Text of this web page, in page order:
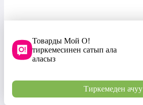
Товарды Мой О!
тиркемесинен сатып ала
аласыз
Тиркемеден ачуу